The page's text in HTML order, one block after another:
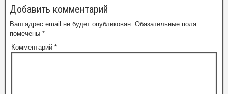
Добавить комментарий
Ваш адрес email не будет опубликован. Обязательные поля
помечены *
Комментарий *